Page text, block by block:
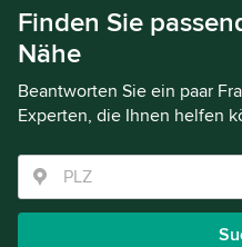
Finden Sie
Nähe
Beantworten Sie ein paar
Experten, die Ihnen helfen